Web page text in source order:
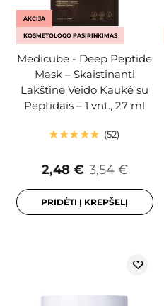
AKCIJA
KOSMETOLOGO PASIRINKIMAS
Medicube - Deep Peptide
Mask – Skaistinanti
Lakštinė Veido Kaukė su
Peptidais – 1 vnt., 27 ml
52
3,54 €
2,48 €
PRIDĖTI Į KREPŠELĮ